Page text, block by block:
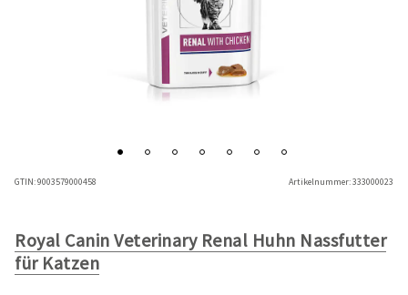
GTIN:9003579000458 Artikelnummer:333000023
Royal Canin Veterinary Renal Huhn Nassfutter
für Katzen